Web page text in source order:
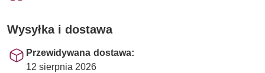
Wysyłka i dostawa
Przewidywana dostawa:
12 sierpnia 2026